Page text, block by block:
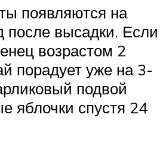
появляются на
после высадки. Если
возрастом 2
порадует уже на 3-
подвой
яблочки спустя 24